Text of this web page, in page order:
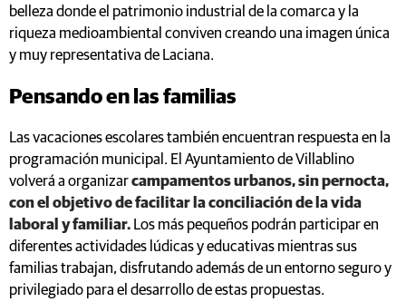
belleza donde el patrimonio industrial de la comarca y la
riqueza medioambiental conviven creando una imagen única
y muy representativa de Laciana.
Pensando en las familias
Las vacaciones escolares también encuentran respuesta en la
programación municipal. El Ayuntamiento de Villablino
volverá a organizarcampamentos urbanos, sin pernocta,
con el objetivo de facilitar la conciliación de la vida
laboral y familiar. Los más pequeños podrán participar en
diferentes actividades lúdicas y educativas mientras sus
familias trabajan, disfrutando además de un entorno seguro y
privilegiado para el desarrollo de estas propuestas.